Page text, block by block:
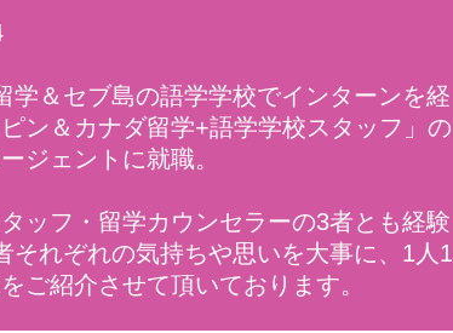
学＆セブ島の語学学校でインターンを経
ン＆カナダ留学+語学学校スタッフ」の
ジェントに就職。
ッフ・留学カウンセラーの3者とも経験
それぞれの気持ちや思いを大事に、1人1
ご紹介させて頂いております。